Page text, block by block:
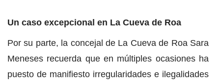
Un caso excepcional en La Cueva de Roa
Por su parte, la concejal de La Cueva de Roa Sara
Meneses recuerda que en múltiples ocasiones ha
puesto de manifiesto irregularidades e ilegalidades